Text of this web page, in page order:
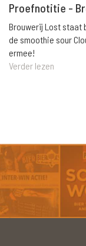
Proefnotitie -
Brouwerij Lost staat
de smoothie sour
ermee!
Verder lezen